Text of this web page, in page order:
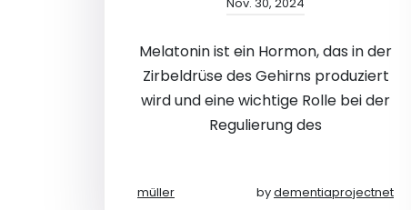
Melatonin ist ein Hormon, das in der
Zirbeldrüse des Gehirns produziert
wird und eine wichtige Rolle bei der
Regulierung des
müller bydementiaprojectnet